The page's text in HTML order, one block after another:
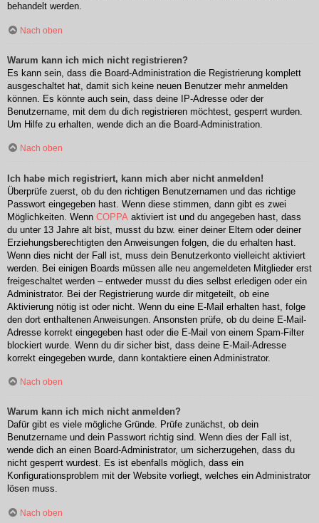
behandelt werden.
Nach oben
Warum kann ich mich nicht registrieren?
Es kann sein, dass die Board-Administration die Registrierung komplett
ausgeschaltet hat, damit sich keine neuen Benutzer mehr anmelden
können. Es könnte auch sein, dass deine IP-Adresse oder der
Benutzername, mit dem du dich registrieren möchtest, gesperrt wurden.
Um Hilfe zu erhalten, wende dich an die Board-Administration.
Nach oben
Ich habe mich registriert, kann mich aber nicht anmelden!
Überprüfe zuerst, ob du den richtigen Benutzernamen und das richtige
Passwort eingegeben hast. Wenn diese stimmen, dann gibt es zwei
Möglichkeiten. Wenn COPPA aktiviert ist und du angegeben hast, dass
du unter 13 Jahre alt bist, musst du bzw. einer deiner Eltern oder deiner
Erziehungsberechtigten den Anweisungen folgen, die du erhalten hast.
Wenn dies nicht der Fall ist, muss dein Benutzerkonto vielleicht aktiviert
werden. Bei einigen Boards müssen alle neu angemeldeten Mitglieder erst
freigeschaltet werden – entweder musst du dies selbst erledigen oder ein
Administrator. Bei der Registrierung wurde dir mitgeteilt, ob eine
Aktivierung nötig ist oder nicht. Wenn du eine E-Mail erhalten hast, folge
den dort enthaltenen Anweisungen. Ansonsten prüfe, ob du deine E-Mail-
Adresse korrekt eingegeben hast oder die E-Mail von einem Spam-Filter
blockiert wurde. Wenn du dir sicher bist, dass deine E-Mail-Adresse
korrekt eingegeben wurde, dann kontaktiere einen Administrator.
Nach oben
Warum kann ich mich nicht anmelden?
Dafür gibt es viele mögliche Gründe. Prüfe zunächst, ob dein
Benutzername und dein Passwort richtig sind. Wenn dies der Fall ist,
wende dich an einen Board-Administrator, um sicherzugehen, dass du
nicht gesperrt wurdest. Es ist ebenfalls möglich, dass ein
Konfigurationsproblem mit der Website vorliegt, welches ein Administrator
lösen muss.
Nach oben